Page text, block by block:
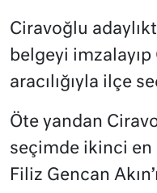
Ciravoğlu
belgeyi imzalayıp
aracılığıyla ilçe
Öte yandan
seçimde ikinci en
Filiz Gencan